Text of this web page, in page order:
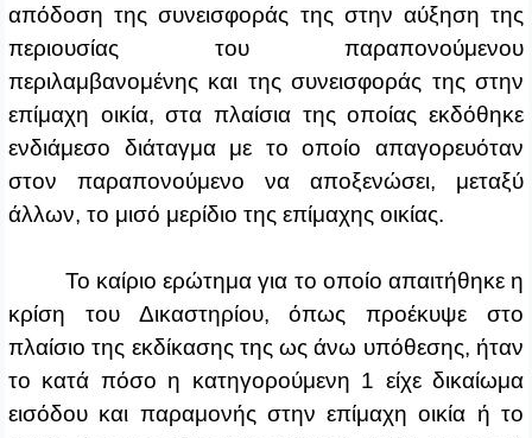
απόδοση της συνεισφοράς της στην αύξηση της
περιουσίας του παραπονούμενου
περιλαμβανομένης και της συνεισφοράς της στην
επίμαχη οικία, στα πλαίσια της οποίας εκδόθηκε
ενδιάμεσο διάταγμα με το οποίο απαγορευόταν
στον παραπονούμενο να αποξενώσει, μεταξύ
άλλων, το μισό μερίδιο της επίμαχης οικίας.
Το καίριο ερώτημα για το οποίο απαιτήθηκε η
κρίση του Δικαστηρίου, όπως προέκυψε στο
πλαίσιο της εκδίκασης της ως άνω υπόθεσης, ήταν
το κατά πόσο η κατηγορούμενη 1 είχε δικαίωμα
εισόδου και παραμονής στην επίμαχη οικία ή το